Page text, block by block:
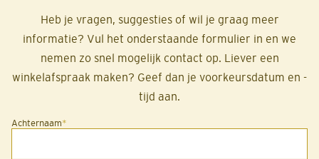
Heb je vragen, suggesties of wil je graag meer
informatie? Vul het onderstaande formulier in en we
nemen zo snel mogelijk contact op. Liever een
winkelafspraak maken? Geef dan je voorkeursdatum en -
tijd aan.
Achternaam*